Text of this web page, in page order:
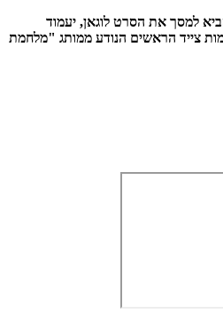
למסך את הסרט לוגאן, יעמוד
צייד הראשים הנודע ממותג "מלחמת